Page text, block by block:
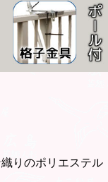
りのポリエステル